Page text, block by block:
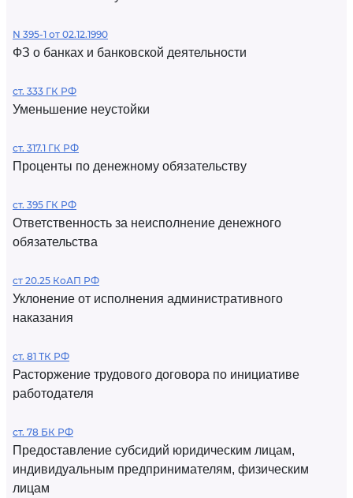
N 395-1 от 02.12.1990
ФЗ о банках и банковской деятельности
ст. 333 ГК РФ
Уменьшение неустойки
ст. 317.1 ГК РФ
Проценты по денежному обязательству
ст. 395 ГК РФ
Ответственность за неисполнение денежного
обязательства
ст 20.25 КоАП РФ
Уклонение от исполнения административного
наказания
ст. 81 ТК РФ
Расторжение трудового договора по инициативе
работодателя
ст. 78 БК РФ
Предоставление субсидий юридическим лицам,
индивидуальным предпринимателям, физическим
лицам